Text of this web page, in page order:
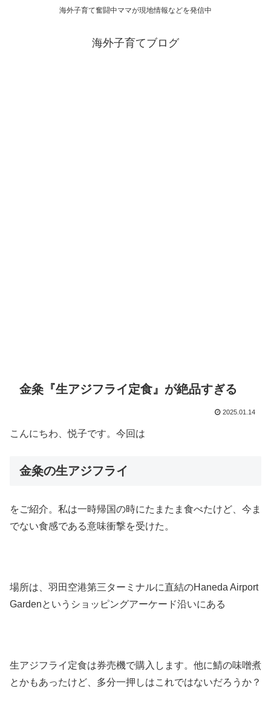
海外子育て奮闘中ママが現地情報などを発信中
海外子育てブログ
金粂『生アジフライ定食』が絶品すぎる
2025.01.14
こんにちわ、悦子です。今回は
金粂の生アジフライ
をご紹介。私は一時帰国の時にたまたま食べたけど、今ま
でない食感である意味衝撃を受けた。
場所は、羽田空港第三ターミナルに直結のHaneda Airport
Gardenというショッピングアーケード沿いにある
生アジフライ定食は券売機で購入します。他に鯖の味噌煮
とかもあったけど、多分一押しはこれではないだろうか？